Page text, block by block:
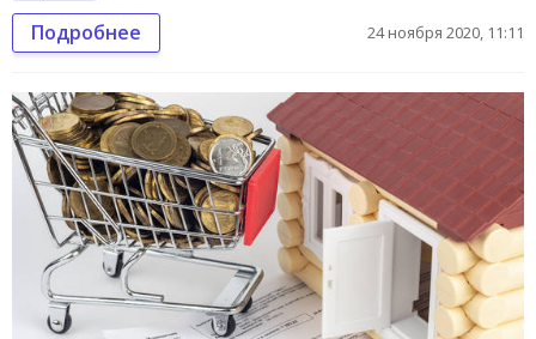
Подробнее 24 ноября 2020, 11:11